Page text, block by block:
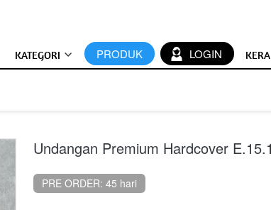
KATEGORI `PRODUK ` LOGIN
Undangan Premium Hardcover
PRE ORDER: 45 hari